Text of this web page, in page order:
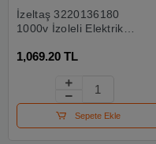
İzeltaş 3220136180
1000v İzoleli Elektrikçi
180 Mm
1,069.20 TL
Sepete Ekle